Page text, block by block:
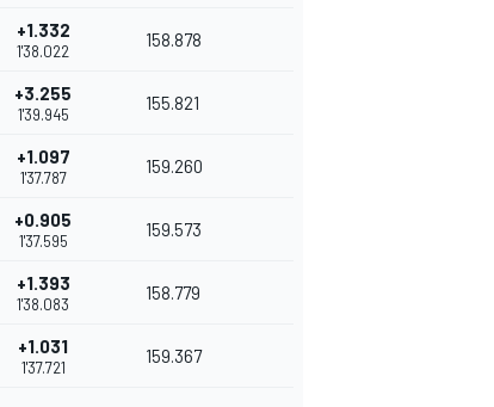
+1.332
1'38.022
158.878
+3.255
1'39.945
155.821
+1.097
1'37.787
159.260
+0.905
1'37.595
159.573
+1.393
1'38.083
158.779
+1.031
1'37.721
159.367